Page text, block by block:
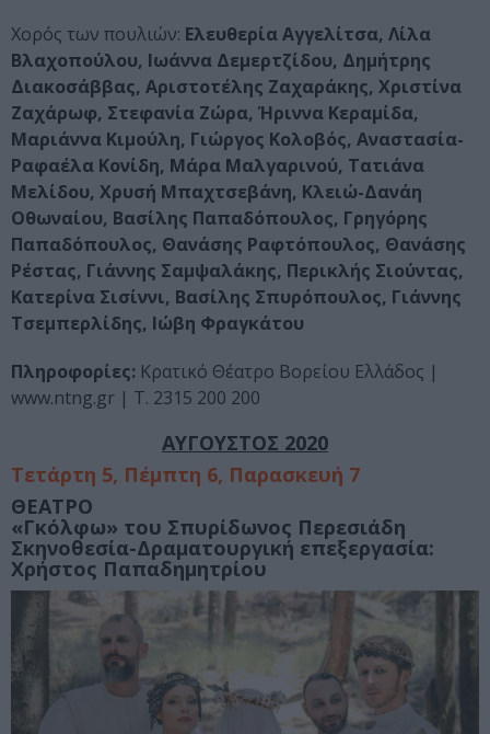
Χορός των πουλιών: Ελευθερία Αγγελίτσα, Λίλα
Βλαχοπούλου, Ιωάννα Δεμερτζίδου, Δημήτρης
Διακοσάββας, Αριστοτέλης Ζαχαράκης, Χριστίνα
Ζαχάρωφ, Στεφανία Ζώρα, Ήριννα Κεραμίδα,
Μαριάννα Κιμούλη, Γιώργος Κολοβός, Αναστασία-
Ραφαέλα Κονίδη, Μάρα Μαλγαρινού, Τατιάνα
Μελίδου, Χρυσή Μπαχτσεβάνη, Κλειώ-Δανάη
Οθωναίου, Βασίλης Παπαδόπουλος, Γρηγόρης
Παπαδόπουλος, Θανάσης Ραφτόπουλος, Θανάσης
Ρέστας, Γιάννης Σαμψαλάκης, Περικλής Σιούντας,
Κατερίνα Σισίννι, Βασίλης Σπυρόπουλος, Γιάννης
Τσεμπερλίδης, Ιώβη Φραγκάτου
Πληροφορίες: Κρατικό Θέατρο Βορείου Ελλάδος |
www.ntng.gr | Τ. 2315 200 200
ΑΥΓΟΥΣΤΟΣ 2020
Τετάρτη 5, Πέμπτη 6, Παρασκευή 7
ΘΕΑΤΡΟ
«Γκόλφω» του Σπυρίδωνος Περεσιάδη
Σκηνοθεσία-Δραματουργική επεξεργασία:
Χρήστος Παπαδημητρίου